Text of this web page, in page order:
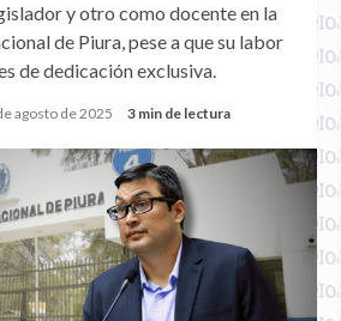
y otro como docente en la
de Piura, pese a que su labor
de dedicación exclusiva.
agosto de 2025 3 min de lectura